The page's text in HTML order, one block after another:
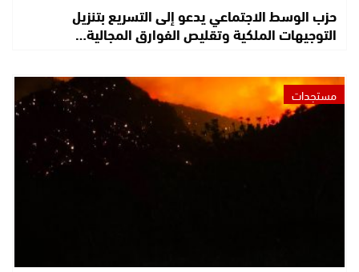
حزب الوسط الاجتماعي يدعو إلى التسريع بتنزيل
التوجيهات الملكية وتقليص الفوارق المجالية…
مستجدات